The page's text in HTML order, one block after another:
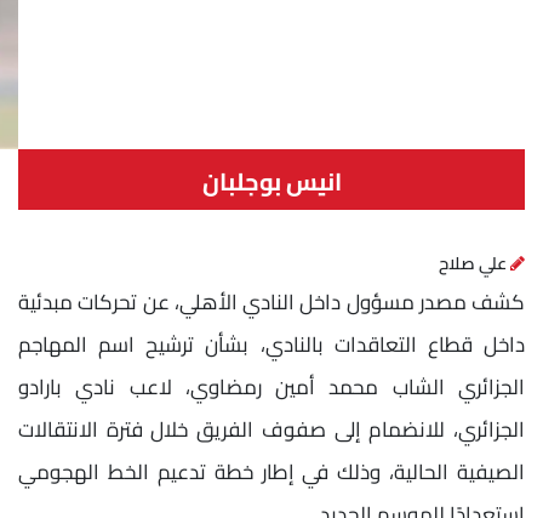
انيس بوجلبان
علي صلاح
كشف مصدر مسؤول داخل النادي الأهلي، عن تحركات مبدئية
داخل قطاع التعاقدات بالنادي، بشأن ترشيح اسم المهاجم
الجزائري الشاب محمد أمين رمضاوي، لاعب نادي بارادو
الجزائري، للانضمام إلى صفوف الفريق خلال فترة الانتقالات
الصيفية الحالية، وذلك في إطار خطة تدعيم الخط الهجومي